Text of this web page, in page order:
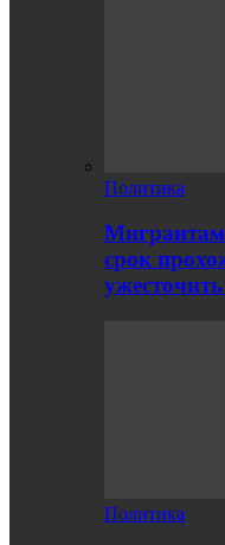
Политика
Мигрантам
срок
Политика